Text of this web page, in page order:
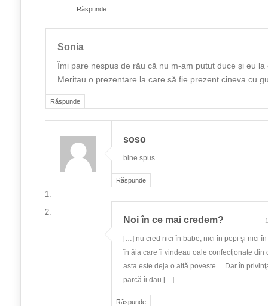
Răspunde
Răspunde
Sonia
Îmi pare nespus de rău că nu m-am putut duce și eu
Meritau o prezentare la care să fie prezent cineva cu
Răspunde
soso
bine spus
Răspunde
Noi în ce mai credem?
[…] nu cred nici în babe, nici în popi şi nici
în ăia care îi vindeau oale confecţionate din
asta este deja o altă poveste… Dar în
parcă îi dau […]